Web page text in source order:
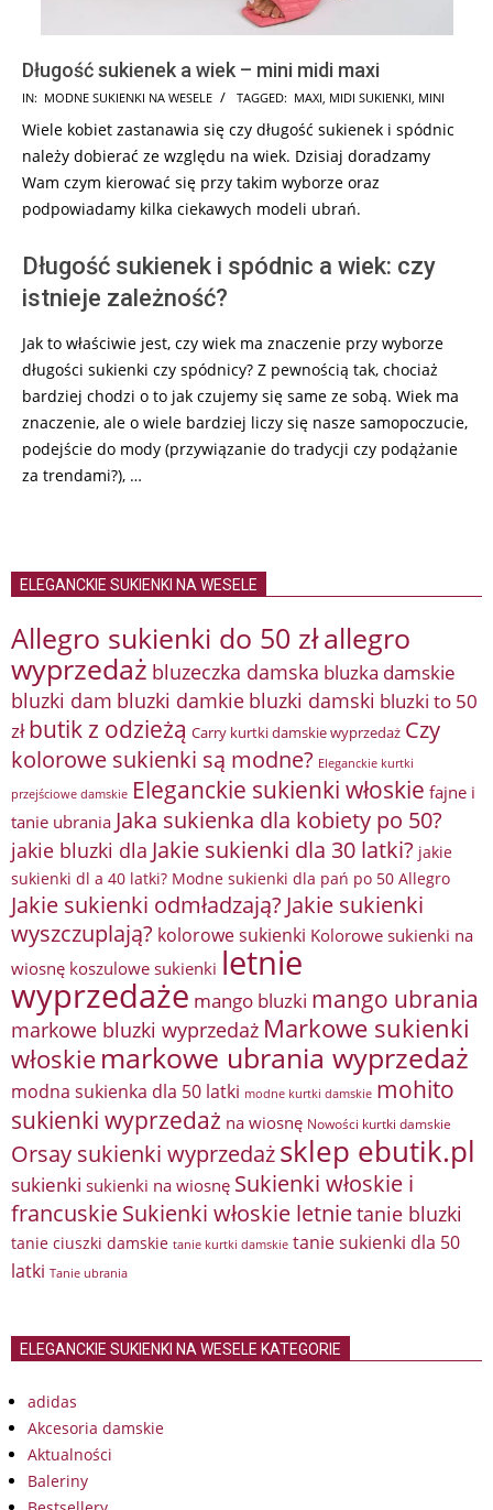
Długość sukienek a wiek – mini midi maxi
2024-
05-
19
IN: MODNE SUKIENKI NA WESELE TAGGED: MAXI, MIDI SUKIENKI, MINI
Wiele kobiet zastanawia się czy długość sukienek i spódnic
należy dobierać ze względu na wiek. Dzisiaj doradzamy
Wam czym kierować się przy takim wyborze oraz
podpowiadamy kilka ciekawych modeli ubrań.
Długość sukienek i spódnic a wiek: czy
istnieje zależność?
Jak to właściwie jest, czy wiek ma znaczenie przy wyborze
długości sukienki czy spódnicy? Z pewnością tak, chociaż
bardziej chodzi o to jak czujemy się same ze sobą. Wiek ma
znaczenie, ale o wiele bardziej liczy się nasze samopoczucie,
podejście do mody (przywiązanie do tradycji czy podążanie
za trendami?), …
ELEGANCKIE SUKIENKI NA WESELE
Allegro sukienki do 50 złallegro
wyprzedaż bluzeczka damska bluzka damskie
bluzki dam bluzki damkie bluzki damski bluzki to 50
zł butik z odzieżą Carry kurtki damskie wyprzedaż Czy
kolorowe sukienki są modne? Eleganckie kurtki
przejściowe damskie Eleganckie sukienki włoskie fajne i
tanie ubrania Jaka sukienka dla kobiety po 50?
jakie bluzki dla Jakie sukienki dla 30 latki? jakie
sukienki dl a 40 latki? Modne sukienki dla pań po 50 Allegro
Jakie sukienki odmładzają? Jakie sukienki
wyszczuplają? kolorowe sukienki Kolorowe sukienki na
wiosnę koszulowe sukienki letnie
wyprzedaże mango bluzki mango ubrania
markowe bluzki wyprzedaż Markowe sukienki
włoskie markowe ubrania wyprzedaż
modna sukienka dla 50 latki modne kurtki damskie mohito
sukienki wyprzedaż na wiosnę Nowości kurtki damskie
Orsay sukienki wyprzedażsklep ebutik.pl
sukienki sukienki na wiosnę Sukienki włoskie i
francuskieSukienki włoskie letnietanie bluzki
tanie ciuszki damskie tanie kurtki damskie tanie sukienki dla 50
latki Tanie ubrania
ELEGANCKIE SUKIENKI NA WESELE KATEGORIE
adidas
Akcesoria damskie
Aktualności
Baleriny